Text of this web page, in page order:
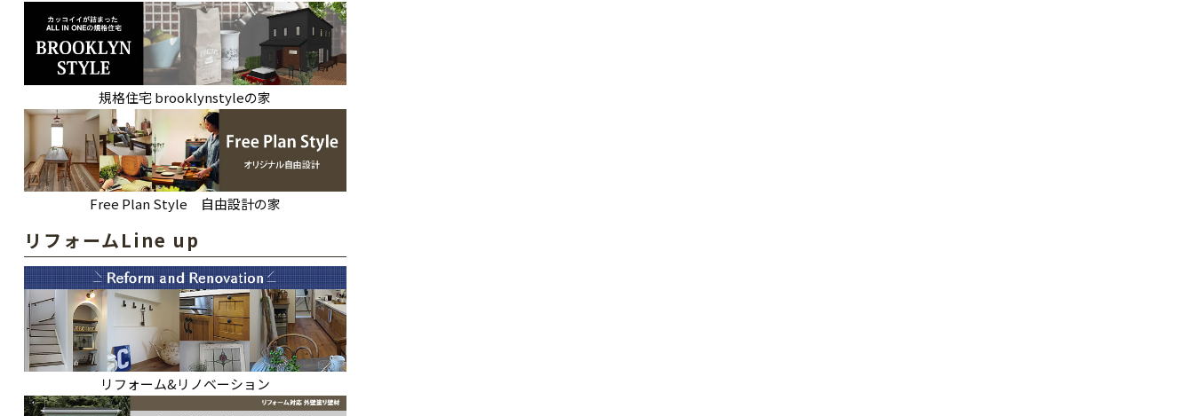
規格住宅 brooklynstyleの家
Free Plan Style 自由設計の家
リフォームLine up
リフォーム&リノベーション